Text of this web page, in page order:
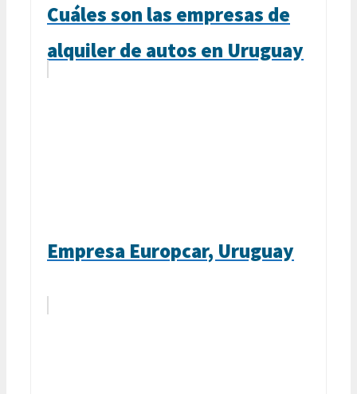
Cuáles son las empresas de
alquiler de autos en Uruguay
Empresa Europcar, Uruguay